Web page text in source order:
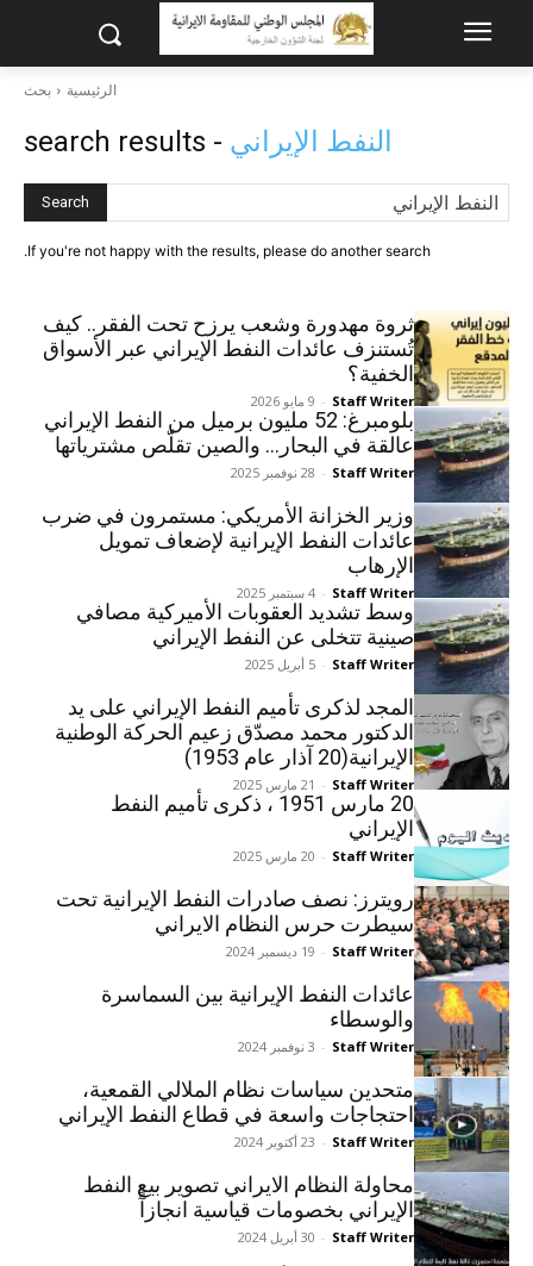
الرئيسية بحث
النفط الإيراني - search results
Search
If you're not happy with the results, please do another search.
ثروة مهدورة وشعب يرزح تحت الفقر.. كيف
تُستنزف عائدات النفط الإيراني عبر الأسواق
الخفية؟
Staff Writer
- 9 مايو 2026
بلومبرغ: 52 مليون برميل من النفط الإيراني
عالقة في البحار… والصين تقلّص مشترياتها
Staff Writer
- 28 نوفمبر 2025
وزير الخزانة الأمريكي: مستمرون في ضرب
عائدات النفط الإيرانية لإضعاف تمويل
الإرهاب
Staff Writer
- 4 سبتمبر 2025
وسط تشديد العقوبات الأميركية مصافي
صينية تتخلى عن النفط الإيراني
Staff Writer
- 5 أبريل 2025
المجد لذکری تأميم النفط الإيراني علی يد
الدکتور محمد مصدّق زعيم الحرکة الوطنية
الإيرانية(20 آذار عام 1953)
Staff Writer
- 21 مارس 2025
20 مارس 1951 ، ذكرى تأميم النفط
الإيراني
Staff Writer
- 20 مارس 2025
رويترز: نصف صادرات النفط الإيرانية تحت
سیطرت حرس النظام الایراني
Staff Writer
- 19 ديسمبر 2024
عائدات النفط الإيرانية بين السماسرة
والوسطاء
Staff Writer
- 3 نوفمبر 2024
متحدین سياسات نظام الملالي القمعية،
احتجاجات واسعة في قطاع النفط الإيراني
Staff Writer
- 23 أكتوبر 2024
محاولة النظام الایراني تصویر بیع النفط
الإيراني بخصومات قیاسیة انجازآً
Staff Writer
- 30 أبريل 2024